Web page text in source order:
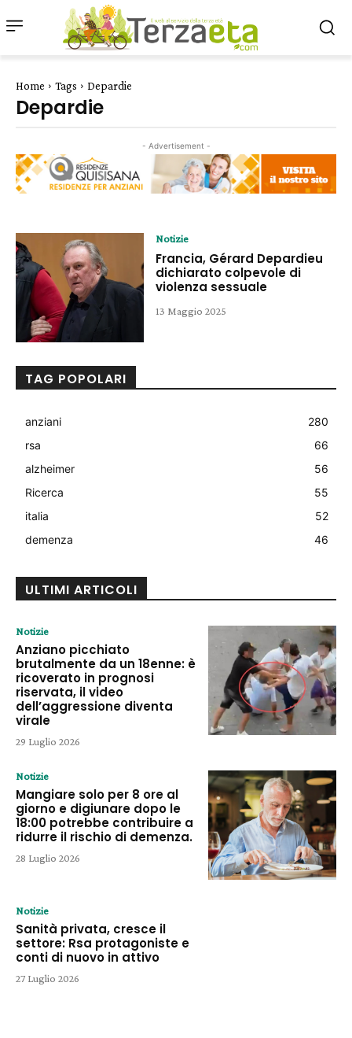
Home Tags Depardie
Depardie
- Advertisement -
Notizie
Francia, Gérard Depardieu
dichiarato colpevole di
violenza sessuale
13 Maggio 2025
TAG POPOLARI
anziani
280
rsa
66
alzheimer
56
Ricerca
55
italia
52
demenza
46
ULTIMI ARTICOLI
Notizie
Anziano picchiato
brutalmente da un 18enne: è
ricoverato in prognosi
riservata, il video
dell’aggressione diventa
virale
29 Luglio 2026
Notizie
Mangiare solo per 8 ore al
giorno e digiunare dopo le
18:00 potrebbe contribuire a
ridurre il rischio di demenza.
28 Luglio 2026
Notizie
Sanità privata, cresce il
settore: Rsa protagoniste e
conti di nuovo in attivo
27 Luglio 2026